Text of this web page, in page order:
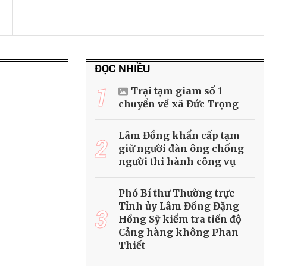
ĐỌC NHIỀU
1
Trại tạm giam số 1
chuyển về xã Đức Trọng
2
Lâm Đồng khẩn cấp tạm
giữ người đàn ông chống
người thi hành công vụ
3
Phó Bí thư Thường trực
Tỉnh ủy Lâm Đồng Đặng
Hồng Sỹ kiểm tra tiến độ
Cảng hàng không Phan
Thiết